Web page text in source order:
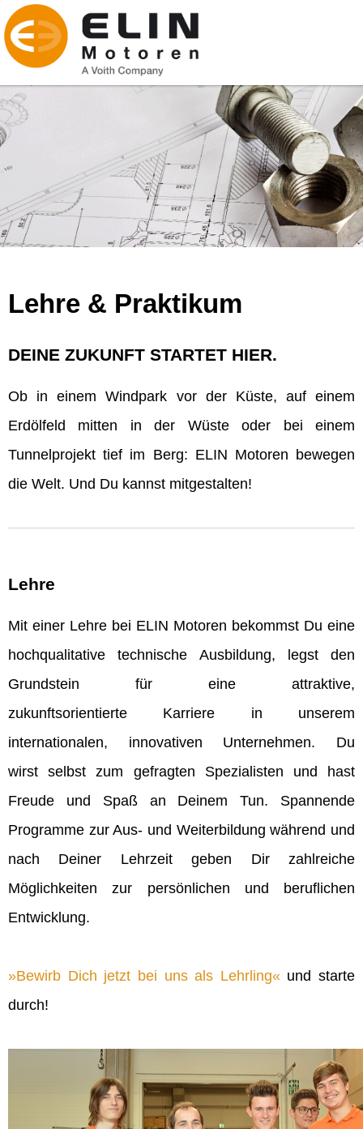
Lehre & Praktikum
DEINE ZUKUNFT STARTET HIER.
Ob in einem Windpark vor der Küste, auf einem
Erdölfeld mitten in der Wüste oder bei einem
Tunnelprojekt tief im Berg: ELIN Motoren bewegen
die Welt. Und Du kannst mitgestalten!
Lehre
Mit einer Lehre bei ELIN Motoren bekommst Du eine
hochqualitative technische Ausbildung, legst den
Grundstein für eine attraktive,
zukunftsorientierte Karriere in unserem
internationalen, innovativen Unternehmen. Du
wirst selbst zum gefragten Spezialisten und hast
Freude und Spaß an Deinem Tun. Spannende
Programme zur Aus- und Weiterbildung während und
nach Deiner Lehrzeit geben Dir zahlreiche
Möglichkeiten zur persönlichen und beruflichen
Entwicklung.
Bewirb Dich jetzt bei uns als Lehrling und starte
durch!